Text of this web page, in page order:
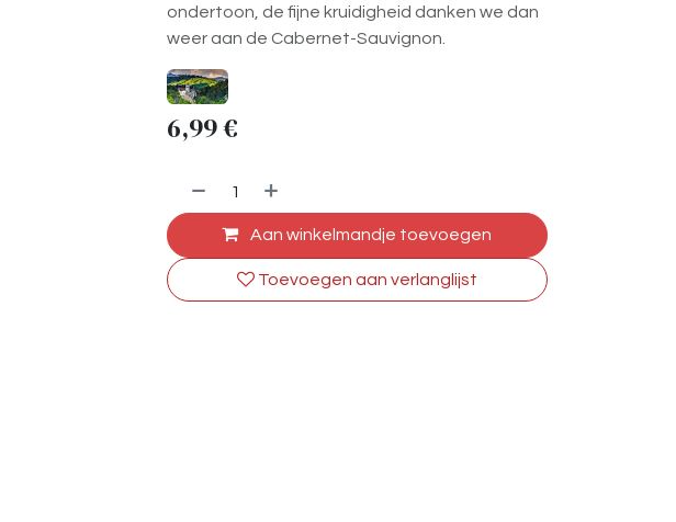
ondertoon, de fijne kruidigheid danken we dan
weer aan de Cabernet-Sauvignon.
6,99€
Aan winkelmandje toevoegen
Toevoegen aan verlanglijst